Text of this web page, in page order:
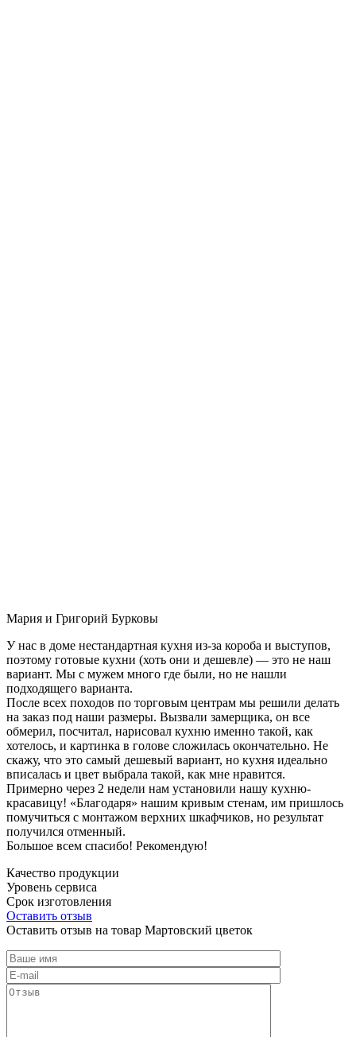
Мария и Григорий Бурковы
У нас в доме нестандартная кухня из-за короба и выступов,
поэтому готовые кухни (хоть они и дешевле) — это не наш
вариант. Мы с мужем много где были, но не нашли
подходящего варианта.
После всех походов по торговым центрам мы решили делать
на заказ под наши размеры. Вызвали замерщика, он все
обмерил, посчитал, нарисовал кухню именно такой, как
хотелось, и картинка в голове сложилась окончательно. Не
скажу, что это самый дешевый вариант, но кухня идеально
вписалась и цвет выбрала такой, как мне нравится.
Примерно через 2 недели нам установили нашу кухню-
красавицу! «Благодаря» нашим кривым стенам, им пришлось
помучиться с монтажом верхних шкафчиков, но результат
получился отменный.
Большое всем спасибо! Рекомендую!
Качество продукции
Уровень сервиса
Срок изготовления
Оставить отзыв
Оставить отзыв на товар Мартовский цветок